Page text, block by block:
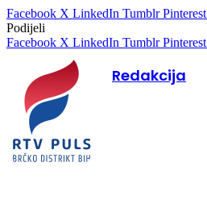
Facebook X LinkedIn Tumblr Pinterest
Podijeli
Facebook X LinkedIn Tumblr Pinterest
Redakcija